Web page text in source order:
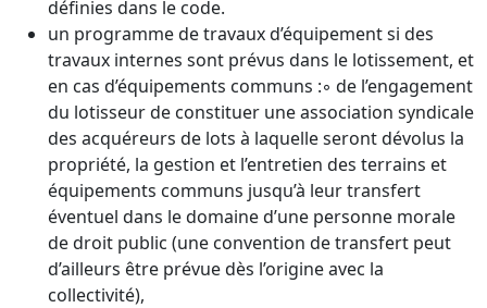
définies dans le code.
un programme de travaux d’équipement si des
travaux internes sont prévus dans le lotissement, et
en cas d’équipements communs :◦ de l’engagement
du lotisseur de constituer une association syndicale
des acquéreurs de lots à laquelle seront dévolus la
propriété, la gestion et l’entretien des terrains et
équipements communs jusqu’à leur transfert
éventuel dans le domaine d’une personne morale
de droit public (une convention de transfert peut
d’ailleurs être prévue dès l’origine avec la
collectivité),